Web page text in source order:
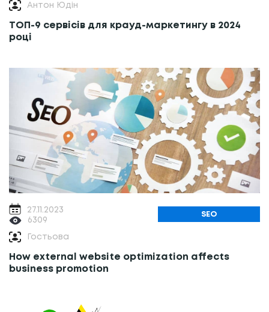
Антон Юдін
ТОП-9 сервісів для крауд-маркетингу в 2024
році
27.11.2023
6309
SEO
Гостьова
How external website optimization affects
business promotion